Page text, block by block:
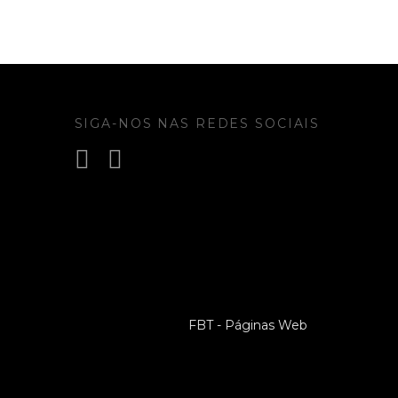
SIGA-NOS NAS REDES SOCIAIS
FBT - Páginas Web